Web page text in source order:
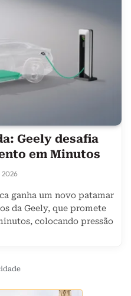
Geely desafia
em Minutos
2026
ganha um novo patamar
da Geely, que promete
colocando pressão